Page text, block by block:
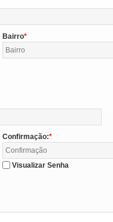
Bairro
Confirmação:
Visualizar Senha